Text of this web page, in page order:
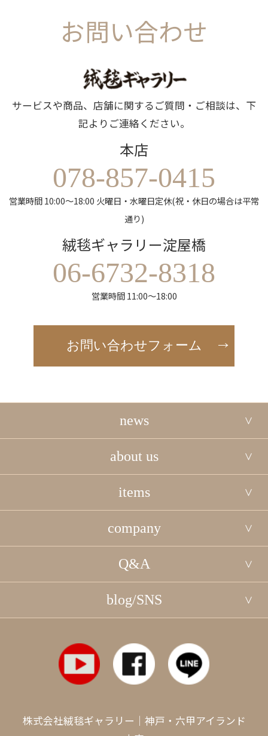
お問い合わせ
サービスや商品、店舗に関するご質問・ご相談は、下
記よりご連絡ください。
本店
078-857-0415
営業時間 10:00～18:00 火曜日・水曜日定休(祝・休日の場合は平常
通り)
絨毯ギャラリー淀屋橋
06-6732-8318
営業時間 11:00～18:00
お問い合わせフォーム
news
about us
items
company
Q&A
blog/SNS
株式会社絨毯ギャラリー｜神戸・六甲アイランド